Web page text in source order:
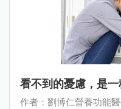
看不到的憂慮，是
作者：劉博仁營養功能